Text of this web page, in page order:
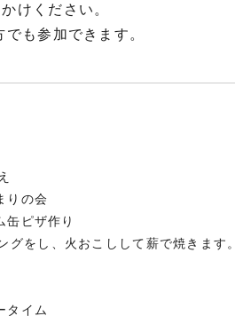
けください。
も参加できます。
りの会
缶ピザ作り
し、火おこしして薪で焼きます。
タイム